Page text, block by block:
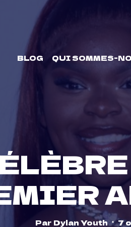
BLOG QUI SOMMES-
Par Dylan Youth 7